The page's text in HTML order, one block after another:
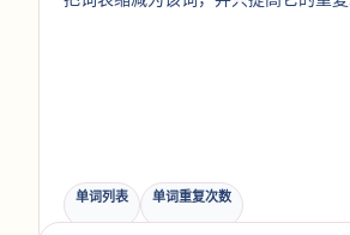
单词列表 单词重复次数